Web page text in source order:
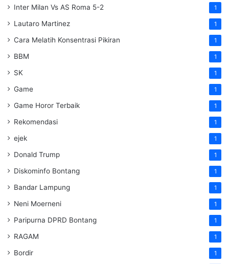
Inter Milan Vs AS Roma 5-2 1
Lautaro Martinez 1
Cara Melatih Konsentrasi Pikiran 1
BBM 1
SK 1
Game 1
Game Horor Terbaik 1
Rekomendasi 1
ejek 1
Donald Trump 1
Diskominfo Bontang 1
Bandar Lampung 1
Neni Moerneni 1
Paripurna DPRD Bontang 1
RAGAM 1
Bordir 1